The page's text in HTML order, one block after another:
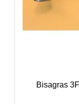
Bisagras